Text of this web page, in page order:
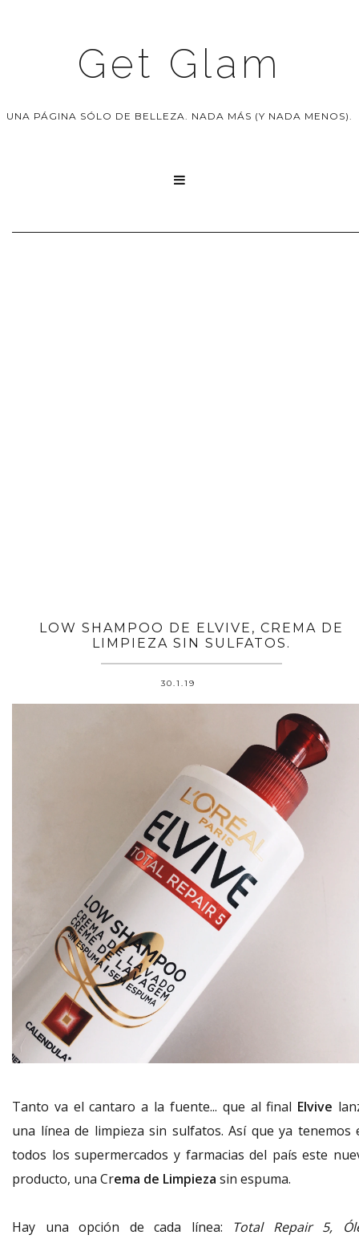
Get Glam
UNA PÁGINA SÓLO DE BELLEZA. NADA MÁS (Y NADA MENOS).

LOW SHAMPOO DE ELVIVE, CREMA DE
LIMPIEZA SIN SULFATOS.
30.1.19
Tanto va el cantaro a la fuente... que al final Elvive
una línea de limpieza sin sulfatos. Así que ya tenemos
todos los supermercados y farmacias del país este
producto, una Crema de Limpieza sin espuma.
Hay una opción de cada línea: Total Repair 5,